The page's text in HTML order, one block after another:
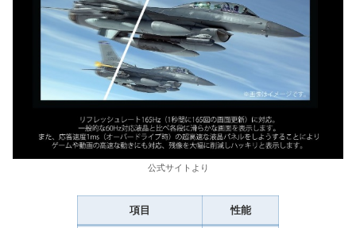
公式サイトより
項目 性能